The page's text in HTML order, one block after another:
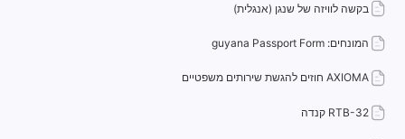
בקשה לוויזה של שנגן (אנגלית)
המונחים: guyana Passport Form
AXIOMA חוזים להגשת שירותים משפטיים
RTB-32 קנדה